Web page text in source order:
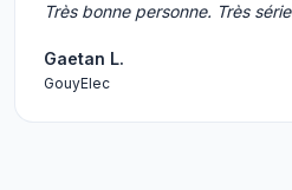
Très bonne personne. Très
Gaetan L.
GouyElec